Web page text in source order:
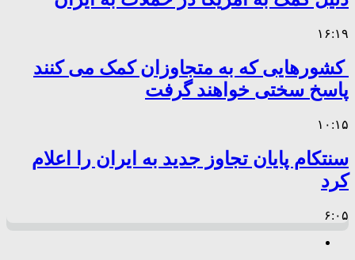
۱۶:۱۹
کشورهایی که به متجاوزان کمک می کنند
پاسخ سختی خواهند گرفت
۱۰:۱۵
سنتکام پایان تجاوز جدید به ایران را اعلام
کرد
۶:۰۵